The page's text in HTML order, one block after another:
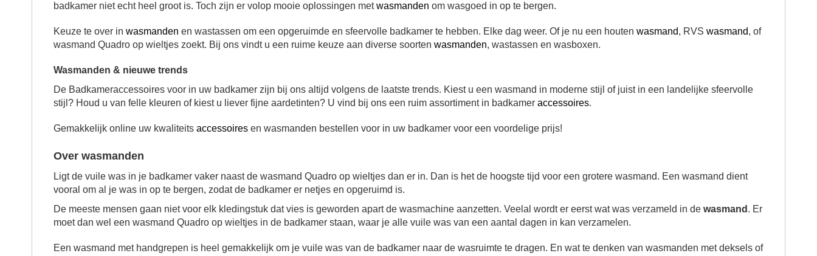
badkamer niet echt heel groot is. Toch zijn er volop mooie oplossingen metwasmanden om wasgoed in op te bergen.
Keuze te over in wasmanden en wastassen om een opgeruimde en sfeervolle badkamer te hebben. Elke dag weer. Of je nu een houten wasmand, RVS wasmand, of
wasmand Quadro op wieltjes zoekt. Bij ons vindt u een ruime keuze aan diverse soorten wasmanden, wastassen en wasboxen.
Wasmanden & nieuwe trends
De Badkameraccessoires voor in uw badkamer zijn bij ons altijd volgens de laatste trends. Kiest u een wasmand in moderne stijl of juist in een landelijke sfeervolle
stijl? Houd u van felle kleuren of kiest u liever fijne aardetinten? U vind bij ons een ruim assortiment in badkamer accessoires.
Gemakkelijk online uw kwaliteits accessoires en wasmanden bestellen voor in uw badkamer voor een voordelige prijs!
Over wasmanden
Ligt de vuile was in je badkamer vaker naast de wasmand Quadro op wieltjes dan er in. Dan is het de hoogste tijd voor een grotere wasmand. Een wasmand dient
vooral om al je was in op te bergen, zodat de badkamer er netjes en opgeruimd is.
De meeste mensen gaan niet voor elk kledingstuk dat vies is geworden apart de wasmachine aanzetten. Veelal wordt er eerst wat was verzameld in de wasmand . Er
moet dan wel een wasmand Quadro op wieltjes in de badkamer staan, waar je alle vuile was van een aantal dagen in kan verzamelen.
Een wasmand met handgrepen is heel gemakkelijk om je vuile was van de badkamer naar de wasruimte te dragen. En wat te denken van wasmanden met deksels of